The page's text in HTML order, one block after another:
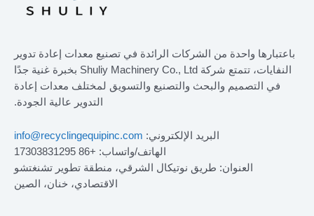
باعتبارها واحدة من الشركات الرائدة في تصنيع معدات إعادة تدوير
النفايات، تتمتع شركة Shuliy Machinery Co., Ltd بخبرة غنية جدًا
في التصميم والبحث والتصنيع والتسويق لمختلف معدات إعادة
التدوير عالية الجودة.
البريد الإلكتروني: info@recyclingequipinc.com
الهاتف/واتساب: +86 17303831295
العنوان: طريق نوتيكال الشرقي، منطقة تطوير تشنغتشو
الاقتصادي، خنان، الصين